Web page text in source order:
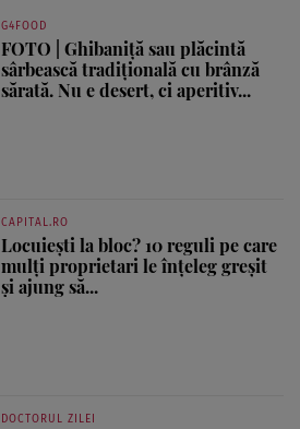
G4FOOD
FOTO | Ghibaniță sau plăcintă
sârbească tradițională cu brânză
sărată. Nu e desert, ci aperitiv...
CAPITAL.RO
Locuiești la bloc? 10 reguli pe care
mulți proprietari le înțeleg greșit
și ajung să...
DOCTORUL ZILEI